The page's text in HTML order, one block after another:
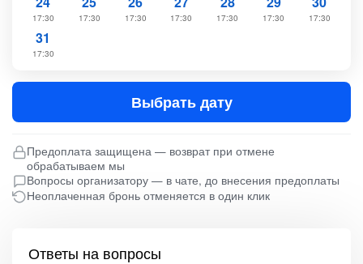
17:30 17:30 17:30 17:30 17:30 17:30 17:30
31
17:30
Выбрать дату
Предоплата защищена — возврат при отмене
обрабатываем мы
Вопросы организатору — в чате, до внесения предоплаты
Неоплаченная бронь отменяется в один клик
Ответы на вопросы